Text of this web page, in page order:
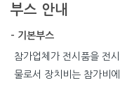
부스 안내
- 기본부스
참가업체가 전시품을 전
물로서 장치비는 참가비